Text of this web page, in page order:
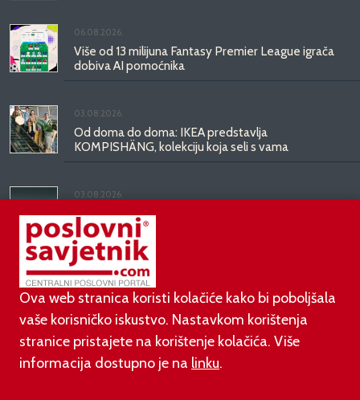
06.08.2026.
Više od 13 milijuna Fantasy Premier League igrača
dobiva AI pomoćnika
03.08.2026.
Od doma do doma: IKEA predstavlja
KOMPISHÄNG, kolekciju koja seli s vama
03.08.2026.
Kineski BYD predstavio luksuznu limuzinu veću od
Mercedesove S-klase, obećava domet do 1.000
kilometara
Ova web stranica koristi kolačiće kako bi poboljšala
vaše korisničko iskustvo. Nastavkom korištenja
stranice pristajete na korištenje kolačića. Više
informacija dostupno je na linku.